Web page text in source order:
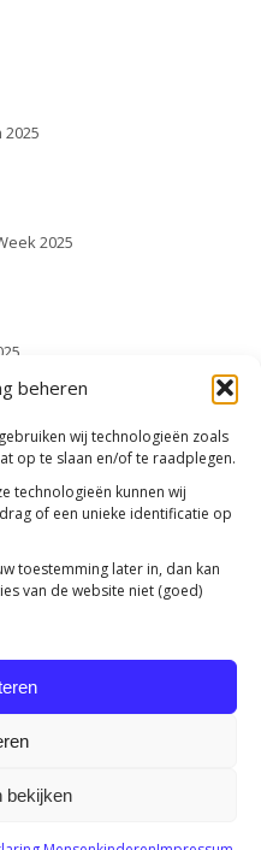
beheren
wij technologieën zoals
op te slaan en/of te raadplegen.
technologieën kunnen wij
of een unieke identificatie op
toestemming later in, dan kan
van de website niet (goed)
bekijken
2025